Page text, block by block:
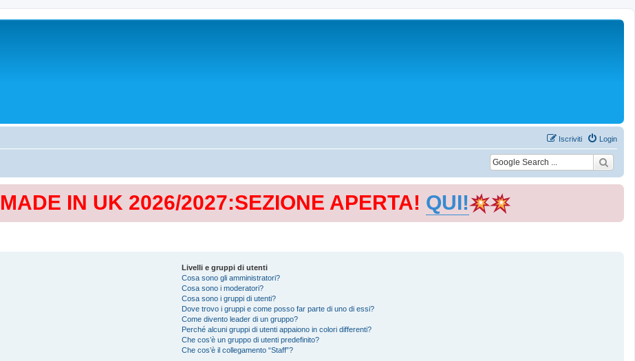
Login
Iscriviti
IN UK 2026/2027:SEZIONE APERTA! QUI!
Livelli e gruppi di utenti
Cosa sono gli amministratori?
Cosa sono i moderatori?
Cosa sono i gruppi di utenti?
Dove trovo i gruppi e come posso far parte di uno di essi?
Come divento leader di un gruppo?
Perché alcuni gruppi di utenti appaiono in colori differenti?
Che cos’è un gruppo di utenti predefinito?
Che cos’è il collegamento “Staff”?